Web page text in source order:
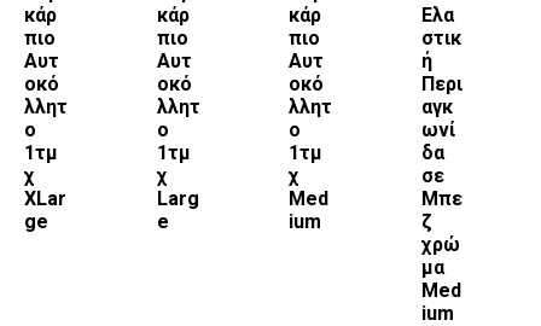
κάρ
πιο
Αυτ
οκό
λλητ
ο
1τμ
χ
XLar
ge
κάρ
πιο
Αυτ
οκό
λλητ
ο
1τμ
χ
Larg
e
κάρ
πιο
Αυτ
οκό
λλητ
ο
1τμ
χ
Med
ium
Ελα
στικ
ή
Περι
αγκ
ωνί
δα
σε
Μπε
ζ
χρώ
μα
Med
ium